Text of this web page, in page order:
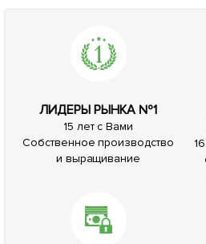
ЛИДЕРЫ РЫНКА №1
15 лет с Вами
Собственное производство
и выращивание